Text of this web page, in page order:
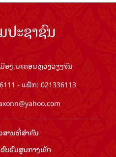
ະຊາຊົນ
ງ ນະຄອນຫຼວງວຽງຈັນ
- ແຟັກ: 021336113
ສານ​ທີ່​ສຳ​ຄັນ​
ອົບຮົມ​ສູນ​ກາງ​ພັກ